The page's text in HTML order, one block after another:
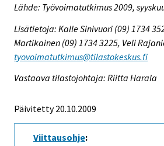
Lähde: Työvoimatutkimus 2009,
Lisätietoja: Kalle Sinivuori (09) 1734
Martikainen (09) 1734 3225, Veli
tyovoimatutkimus@tilastokeskus.fi
Vastaava tilastojohtaja: Riitta Harala
Päivitetty 20.10.2009
Viittausohje: